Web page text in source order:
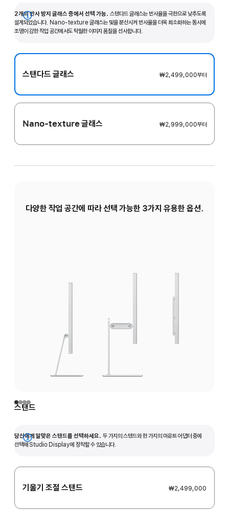
2개의 반사 방지 글래스 중에서 선택 가능. 스탠다드 글래스는 반사율을 극한으로 낮추도록
설계되었습니다. Nano-texture 글래스는 빛을 분산시켜 반사율을 더욱 최소화하는 동시에
조명이 강한 작업 공간에서도 탁월한 이미지 품질을 선사합니다.
자세히
보기
스탠다드 글래스 ₩2,499,000부터
Nano-texture 글래스 ₩2,999,000부터
다양한 작업 공간에 따라 선택 가능한 3가지 유용한 옵션.
스탠드
당신에게 알맞은 스탠드를 선택하세요. 두 가지의 스탠드와 한 가지의 마운트 어댑터 중에
선택해 Studio Display에 장착할 수 있습니다.
자세히
기울기 조절 스탠드 ₩2,499,000